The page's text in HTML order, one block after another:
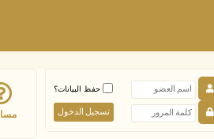
حفظ البيانات؟